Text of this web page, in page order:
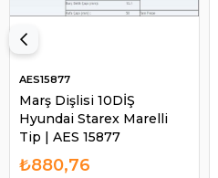
Marş Dişlisi 10DİŞ
Hyundai Starex Marelli
Tip | AES 15877
AES15877
₺880,76